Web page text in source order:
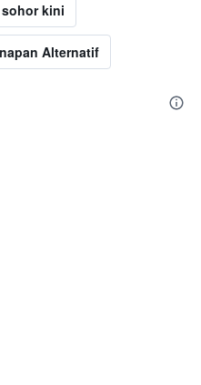
kini
Alternatif